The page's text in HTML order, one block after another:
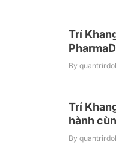
Trí
chức
nhà
By
Trí
hành
học Tai –
By